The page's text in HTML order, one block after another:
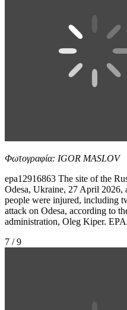
Φωτογραφία: IGOR MASLOV
epa12916863 The site of the
Odesa, Ukraine, 27 April 2026,
people were injured, including
attack on Odesa, according to
administration, Oleg Kiper.
7 / 9